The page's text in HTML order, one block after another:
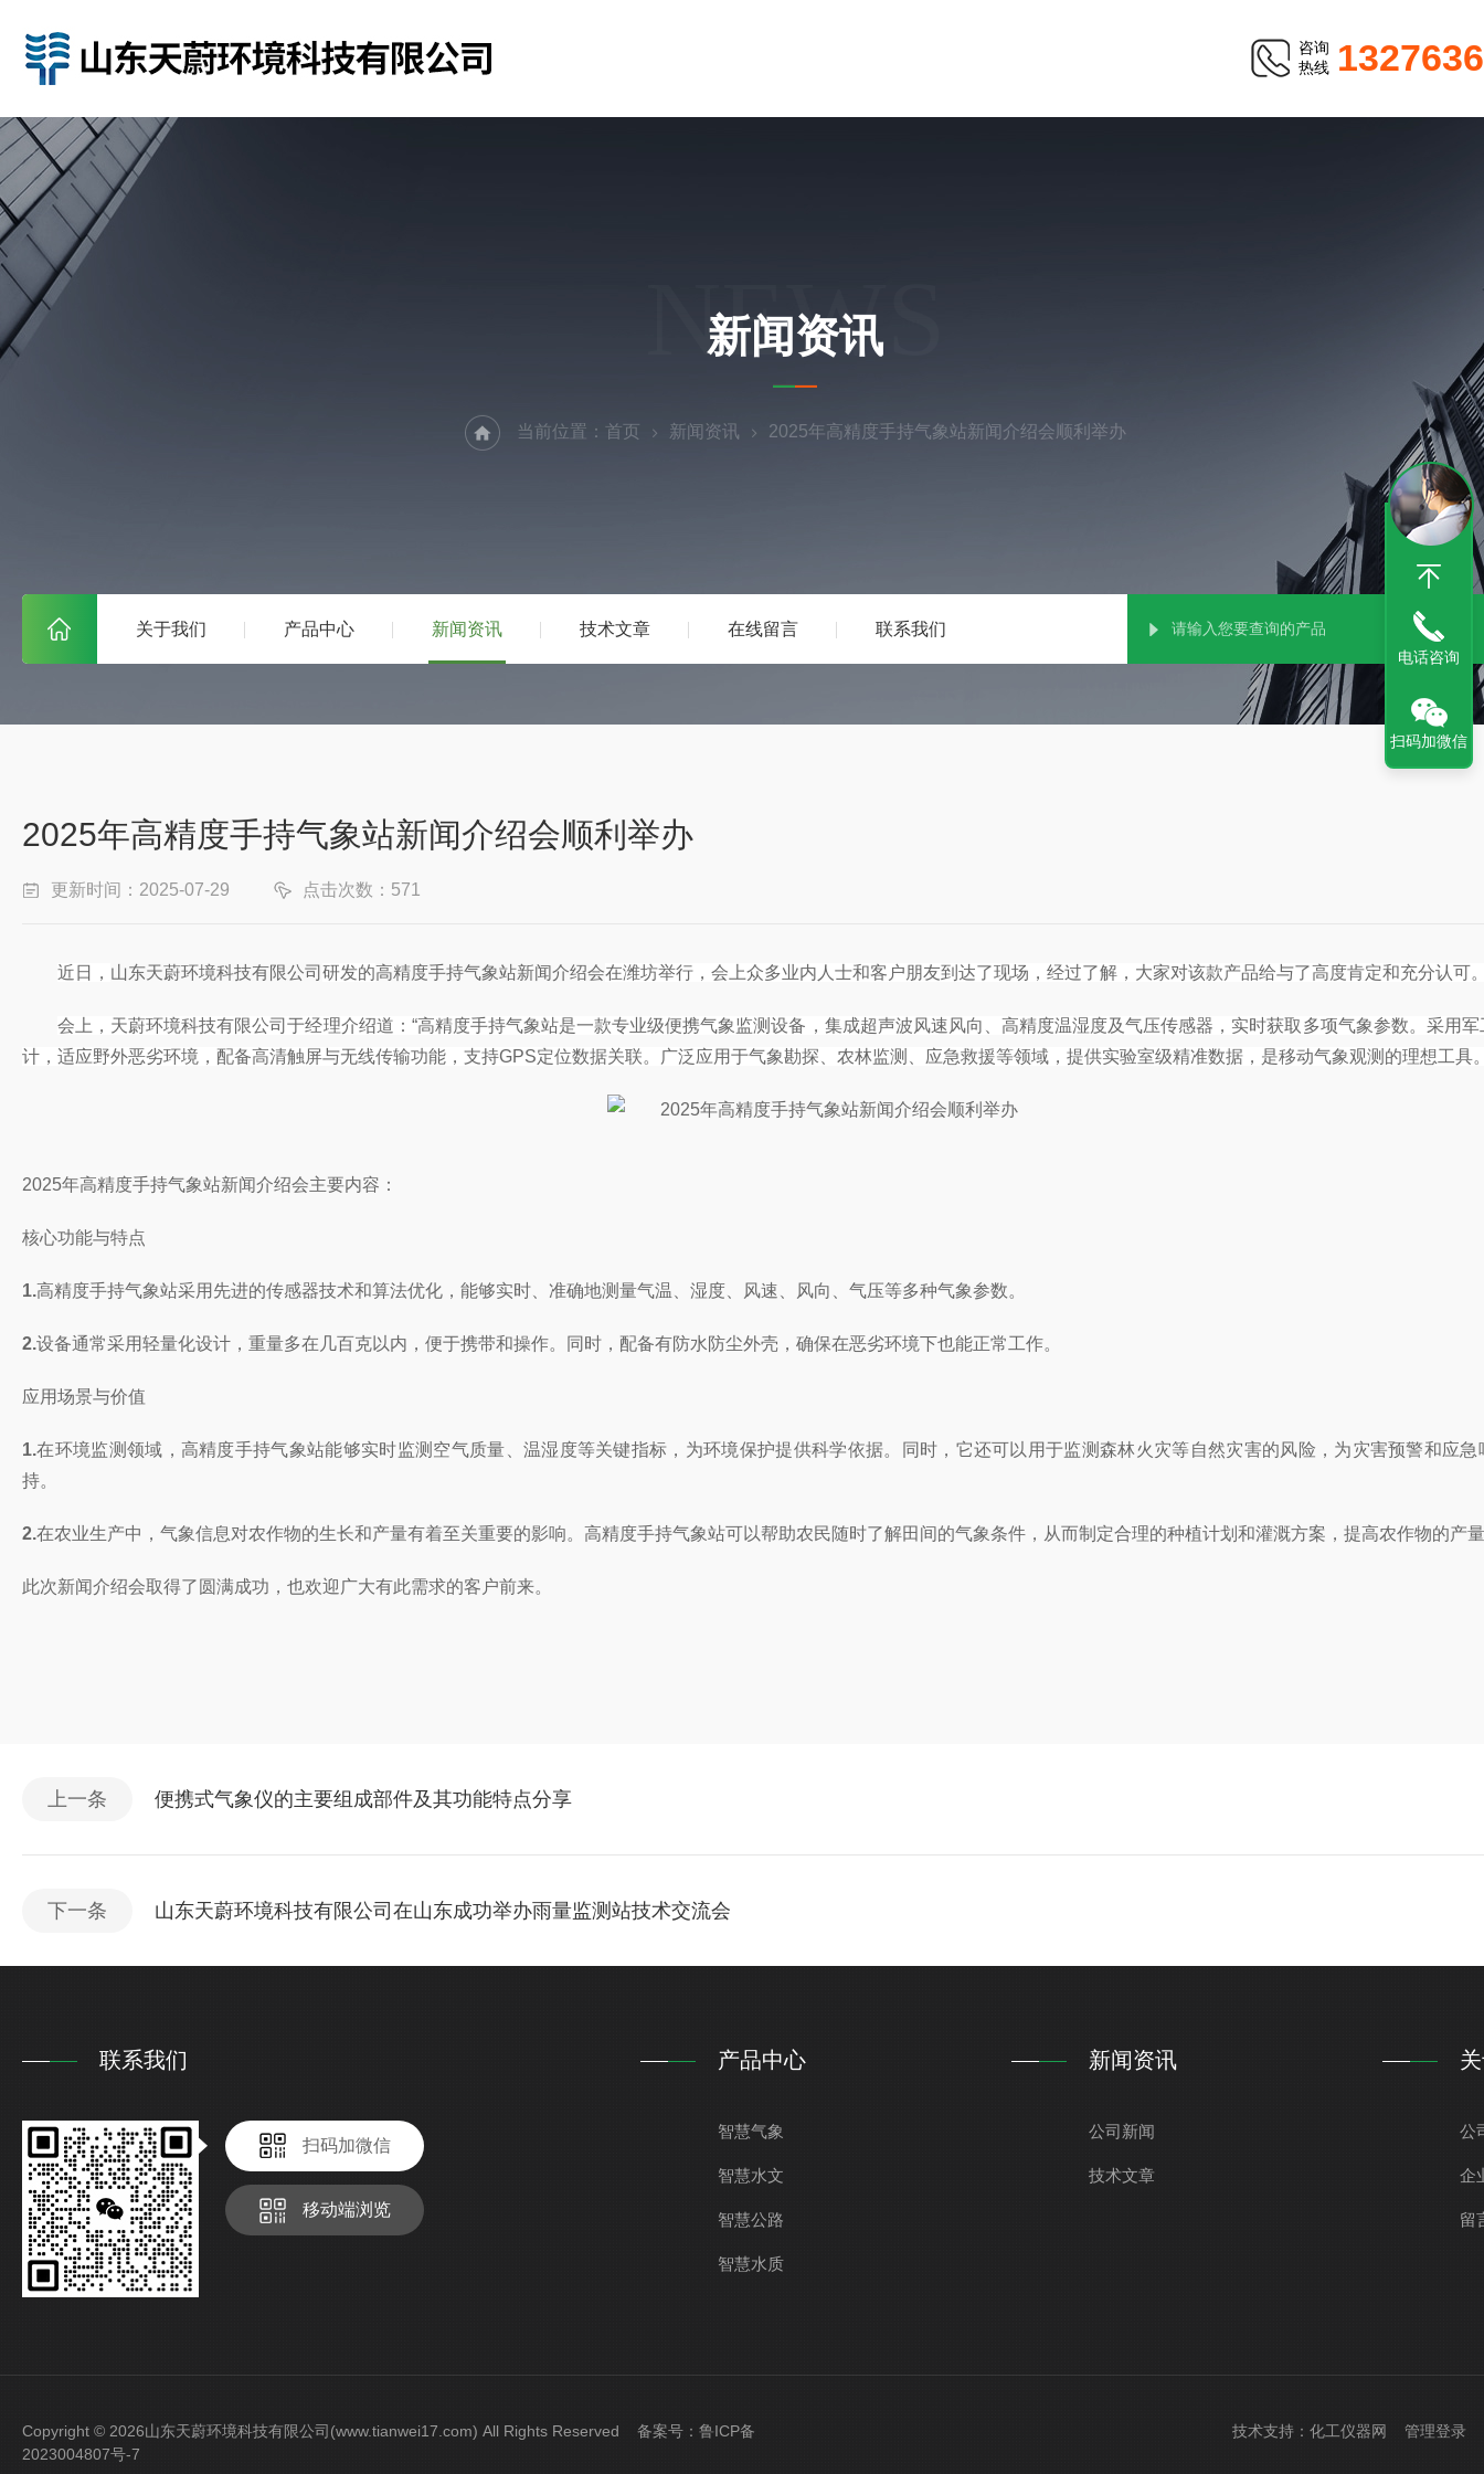
咨询
热线
关于我们 产品中心 新闻资讯 技术文章 在线留言 联系我们
NEWS
新闻资讯
当前位置： 首页 新闻资讯 2025年高精度手持气象站新闻介绍会顺利举办
2025年高精度手持气象站新闻介绍会顺利举办
更新时间：2025-07-29 点击次数：571
近日， 山东天蔚环境科技有限公司 研发的高精度手持气象站新闻介绍会在潍坊举行，会上众多业内人士和客户朋友到达了现场，经过了解，大家对该款产品给与了高度肯定和充分认可
会上，天蔚环境科技有限公司于经理介绍道：“高精度手持气象站是一款专业级便携气象监测设备，集成超声波风速风向、高精度温湿度及气压传感器，实时获取多项气象参数。采用
计，适应野外恶劣环境，配备高清触屏与无线传输功能，支持GPS定位数据关联。广泛应用于气象勘探、农林监测、应急救援等领域，提供实验室级精准数据，是移动气象观测的理想工具
2025年高精度手持气象站新闻介绍会主要内容：
核心功能与特点
‌1.高精度手持气象站采用先进的传感器技术和算法优化，能够实时、准确地测量气温、湿度、风速、风向、气压等多种气象参数。
‌2.设备通常采用轻量化设计，重量多在几百克以内，便于携带和操作。同时，配备有防水防尘外壳，确保在恶劣环境下也能正常工作。
应用场景与价值
1.在环境监测领域，高精度手持气象站能够实时监测空气质量、温湿度等关键指标，为环境保护提供科学依据。同时，它还可以用于监测森林火灾等自然灾害的风险，为灾害预警和应急
持。
2.在农业生产中，气象信息对农作物的生长和产量有着至关重要的影响。高精度手持气象站可以帮助农民随时了解田间的气象条件，从而制定合理的种植计划和灌溉方案，提高农作物的产
此次新闻介绍会取得了圆满成功，也欢迎广大有此需求的客户前来。
上一条 便携式气象仪的主要组成部件及其功能特点分享
下一条 山东天蔚环境科技有限公司在山东成功举办雨量监测站技术交流会
联系我们
扫码加微信
移动端浏览
产品中心
智慧气象
智慧水文
智慧公路
智慧水质
新闻资讯
公司新闻
技术文章
公
企
留
Copyright © 2026山东天蔚环境科技有限公司(www.tianwei17.com) All Rights Reserved 备案号： 鲁ICP备
2023004807号-7
技术支持： 化工仪器网 管理登录
电话咨询
扫码加微信